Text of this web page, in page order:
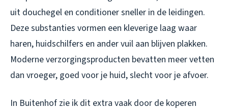
uit douchegel en conditioner sneller in de leidingen.
Deze substanties vormen een kleverige laag waar
haren, huidschilfers en ander vuil aan blijven plakken.
Moderne verzorgingsproducten bevatten meer vetten
dan vroeger, goed voor je huid, slecht voor je afvoer.
In Buitenhof zie ik dit extra vaak door de koperen